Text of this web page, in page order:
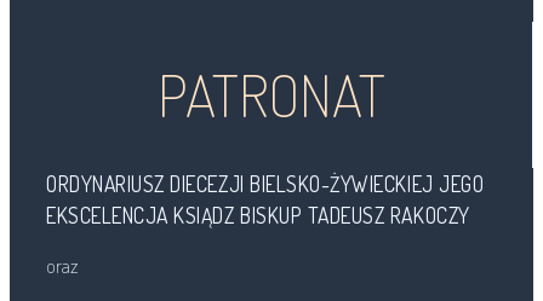
PATRONAT
ORDYNARIUSZ DIECEZJI BIELSKO-ŻYWIECKIEJ JEGO
EKSCELENCJA KSIĄDZ BISKUP TADEUSZ RAKOCZY
oraz